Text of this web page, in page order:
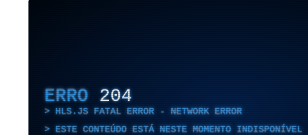
ERRO 204
HLS.JS FATAL ERROR - NETWORK ERROR
ESTE CONTEÚDO ESTÁ NESTE MOMENTO INDISPONÍVEL